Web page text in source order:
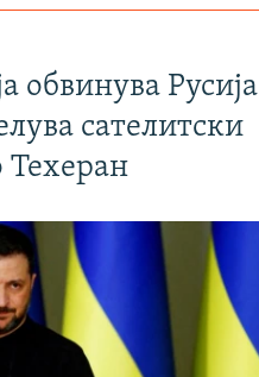
обвинува Русија
сателитски
Техеран